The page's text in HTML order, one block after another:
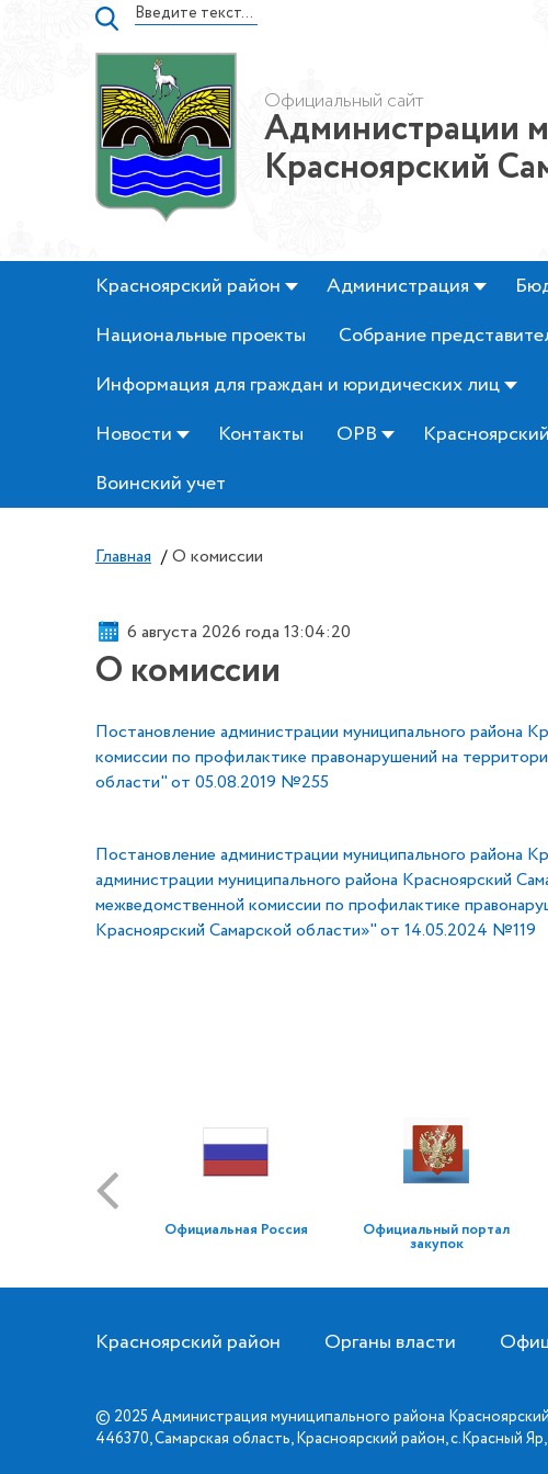
Официальный сайт
Администрации
Красноярский
Красноярский район Администрация
Национальные проекты
Собрание
Информация для граждан и юридических лиц
Новости
Контакты ОРВ
Воинский учет
Главная / О комиссии
6 августа 2026 года 13:04:20
О комиссии
Постановление администрации муниципального района
комиссии по профилактике правонарушений на
области" от 05.08.2019 №255
Постановление администрации муниципального района
администрации муниципального района Красноярский
межведомственной комиссии по профилактике
Красноярский Самарской области»" от 14.05.2024 №119
Официальная Россия Официальный портал
закупок
Красноярский район Органы власти
© 2025 Администрация муниципального района
446370, Самарская область, Красноярский район, с.Красный